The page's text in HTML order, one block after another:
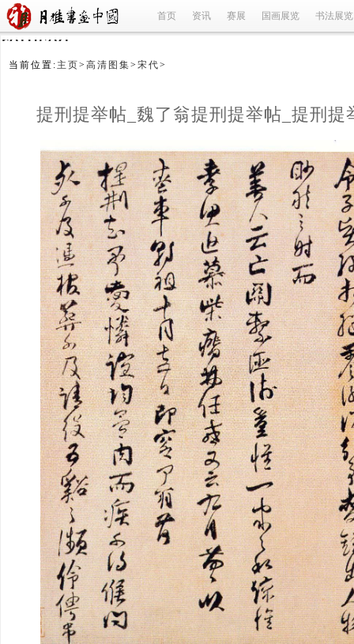
首页 资讯 赛展 国画展览 书法展览
refused
当前位置: 主页> 高清图集> 宋代>
提刑提举帖_魏了翁提刑提举帖_提刑提
魏了翁_宋代
(1/1)